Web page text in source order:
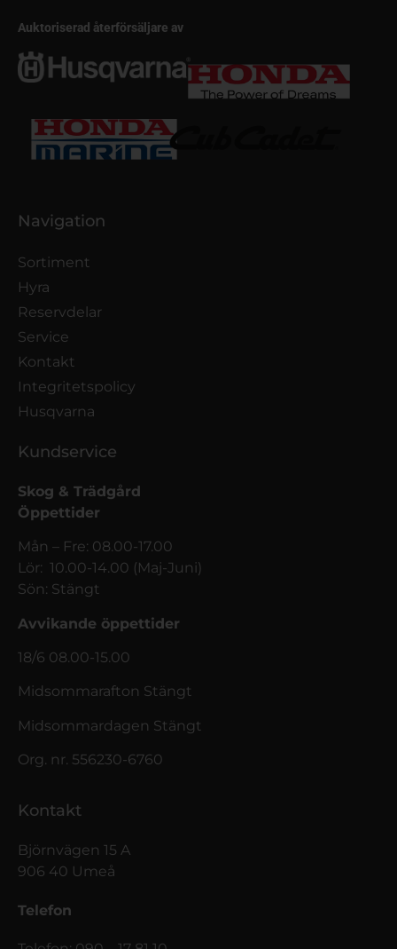
Auktoriserad återförsäljare av
Navigation
Sortiment
Hyra
Reservdelar
Service
Kontakt
Integritetspolicy
Husqvarna
Kundservice
Skog & Trädgård
Öppettider
Mån – Fre: 08.00-17.00
Lör: 10.00-14.00 (Maj-Juni)
Sön: Stängt
Avvikande öppettider
18/6 08.00-15.00
Midsommarafton Stängt
Midsommardagen Stängt
Org. nr. 556230-6760
Kontakt
Björnvägen 15 A
906 40 Umeå
Telefon